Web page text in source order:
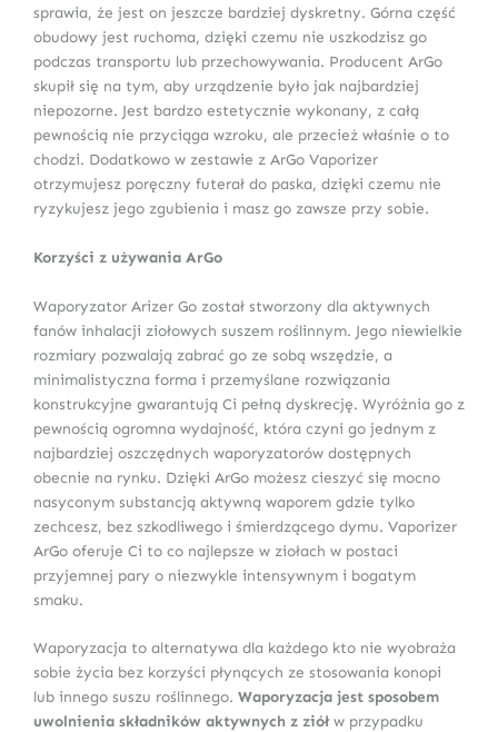
sprawia, że jest on jeszcze bardziej dyskretny. Górna część
obudowy jest ruchoma, dzięki czemu nie uszkodzisz go
podczas transportu lub przechowywania. Producent ArGo
skupił się na tym, aby urządzenie było jak najbardziej
niepozorne. Jest bardzo estetycznie wykonany, z całą
pewnością nie przyciąga wzroku, ale przecież właśnie o to
chodzi. Dodatkowo w zestawie z ArGo Vaporizer
otrzymujesz poręczny futerał do paska, dzięki czemu nie
ryzykujesz jego zgubienia i masz go zawsze przy sobie.
Korzyści z używania ArGo
Waporyzator Arizer Go został stworzony dla aktywnych
fanów inhalacji ziołowych suszem roślinnym. Jego niewielkie
rozmiary pozwalają zabrać go ze sobą wszędzie, a
minimalistyczna forma i przemyślane rozwiązania
konstrukcyjne gwarantują Ci pełną dyskrecję. Wyróżnia go z
pewnością ogromna wydajność, która czyni go jednym z
najbardziej oszczędnych waporyzatorów dostępnych
obecnie na rynku. Dzięki ArGo możesz cieszyć się mocno
nasyconym substancją aktywną waporem gdzie tylko
zechcesz, bez szkodliwego i śmierdzącego dymu. Vaporizer
ArGo oferuje Ci to co najlepsze w ziołach w postaci
przyjemnej pary o niezwykle intensywnym i bogatym
smaku.
Waporyzacja to alternatywa dla każdego kto nie wyobraża
sobie życia bez korzyści płynących ze stosowania konopi
lub innego suszu roślinnego. Waporyzacja jest sposobem
uwolnienia składników aktywnych z ziół w przypadku